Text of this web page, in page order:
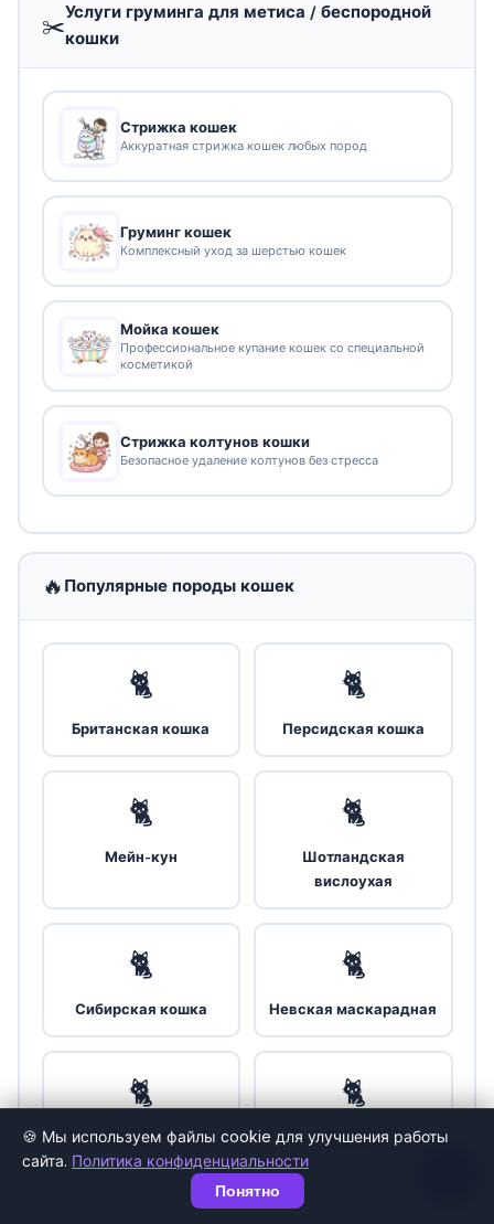
🍪 Мы используем файлы cookie для улучшения работы
сайта. Политика конфиденциальности
Понятно
✂️
Услуги груминга для метиса / беспородной
кошки
Стрижка кошек
Аккуратная стрижка кошек любых пород
Груминг кошек
Комплексный уход за шерстью кошек
Мойка кошек
Профессиональное купание кошек со специальной
косметикой
Стрижка колтунов кошки
Безопасное удаление колтунов без стресса
🔥 Популярные породы кошек
🐈
Британская кошка
🐈
Персидская кошка
🐈
Мейн-кун
🐈
Шотландская
вислоухая
🐈
Сибирская кошка
🐈
Невская маскарадная
🐈
Рэгдолл
🐈
Сфинкс